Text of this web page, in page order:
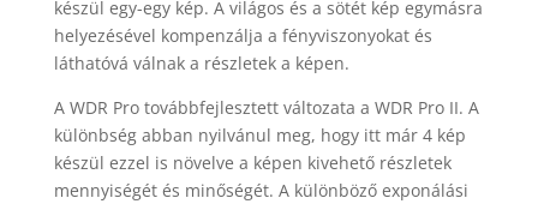
készül egy-egy kép. A világos és a sötét kép egymásra
helyezésével kompenzálja a fényviszonyokat és
láthatóvá válnak a részletek a képen.
A WDR Pro továbbfejlesztett változata a WDR Pro II. A
különbség abban nyilvánul meg, hogy itt már 4 kép
készül ezzel is növelve a képen kivehető részletek
mennyiségét és minőségét. A különböző exponálási